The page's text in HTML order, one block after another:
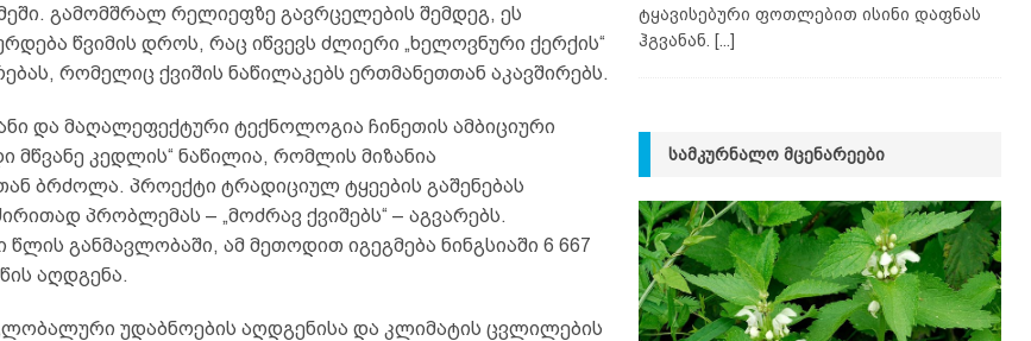
გამომშრალ რელიეფზე გავრცელების შემდეგ, ეს
წვიმის დროს, რაც იწვევს ძლიერი „ხელოვნური ქერქის“
რომელიც ქვიშის ნაწილაკებს ერთმანეთთან აკავშირებს.
და მაღალეფექტური ტექნოლოგია ჩინეთის ამბიციური
მწვანე კედლის“ ნაწილია, რომლის მიზანია
ბრძოლა. პროექტი ტრადიციულ ტყეების გაშენებას
პრობლემას – „მოძრავ ქვიშებს“ – აგვარებს.
განმავლობაში, ამ მეთოდით იგეგმება ნინგსიაში 6 667
აღდგენა.
უდაბნოების აღდგენისა და კლიმატის ცვლილების
ტყავისებური ფოთლებით ისინი დაფნას
ჰგვანან. [...]
ᲡᲐᲛᲙᲣᲠᲜᲐᲚᲝ ᲛᲪᲔᲜᲐᲠᲔᲔᲑᲘ